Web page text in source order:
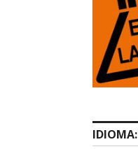
IDIOMA: